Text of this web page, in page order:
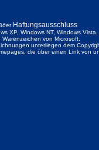
Haftungsausschluss
XP, Windows NT, Windows
Warenzeichen von Microsoft.
unterliegen dem
die über einen Link von